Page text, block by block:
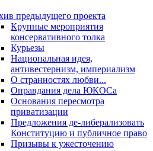
предыдущего проекта
Крупные мероприятия
консервативного толка
Курьезы
Национальная идея,
антивестернизм, империализм
О странностях любви...
Оправдания дела ЮКОСа
Основания пересмотра
приватизации
Предложения де-либерализовать
Конституцию и публичное право
Призывы к ужесточению